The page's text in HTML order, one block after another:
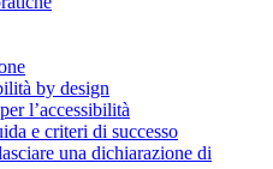
by design
l’accessibilità
e criteri di successo
una dichiarazione di